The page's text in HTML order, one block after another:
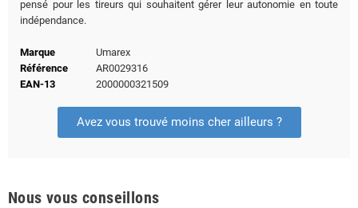
pensé pour les tireurs qui souhaitent gérer leur autonomie en toute
indépendance.
Marque
Umarex
Référence
AR0029316
EAN-13
2000000321509
Avez vous trouvé moins cher ailleurs ?
Nous vous conseillons